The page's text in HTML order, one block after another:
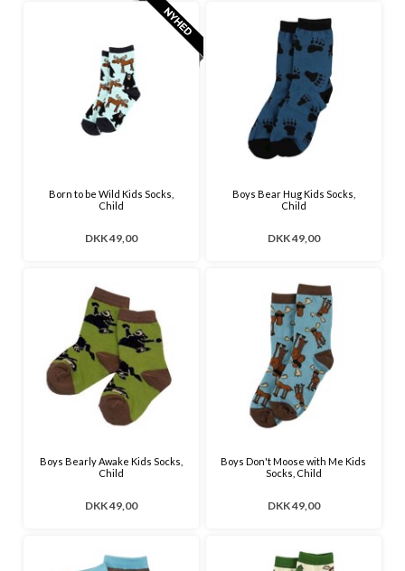
Born to be Wild Kids Socks,
Child
DKK 49,00
Boys Bear Hug Kids Socks,
Child
DKK 49,00
Boys Bearly Awake Kids Socks,
Child
DKK 49,00
Boys Don't Moose with Me Kids
Socks, Child
DKK 49,00